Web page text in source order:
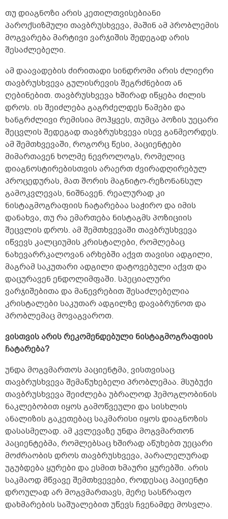
თუ დიაგნოზი არის კეთილთვისებიანი
პაროქსიზმული თავბრუსხვევა, მაშინ ამ პრობლემის
მოგვარება მარტივი ვარჯიშის შედეგად არის
შესაძლებელი.
ამ დაავადების ძირითადი სინდრომი არის ძლიერი
თავბრუსხვევა გულისრევის შეგრძნებით ან
ღებინებით. თავბრუსხვევა ხშირად იწყება ძილის
დროს. ის შეიძლება გაგრძელდეს წამები და
ხანგრძლივი რემისია მოჰყვეს, თუმცა პოზის უეცარი
შეცვლის შედეგად თავბრუსხვევა ისევ განმეორდეს.
ამ შემთხვევაში, როგორც წესი, პაციენტები
მიმართავენ ხოლმე ნევროლოგს, რომელიც
დიაგნოსტირებისთვის არაერთ ძვირადღირებულ
პროცედურას, მათ შორის მაგნიტო-რეზონანსულ
გამოკვლევას, ნიშნავენ. რეალურად კი
ნისტაგმოგრაფიის ჩატარებაა საჭირო და იმის
დანახვა, თუ რა ემართება ნისტაგმს პოზიციის
შეცვლის დროს. ამ შემთხვევაში თავბრუსხვევა
იწვევს კალციუმის კრისტალები, რომლებაც
ნახევარრკალოვან არხებში აქვთ თავისი ადგილი,
მაგრამ საკუთარი ადგილი დატოვებული აქვთ და
დაცურავენ ენდოლიმფაში. სპეციალური
ვარჯიშებითა და მანევრებით შესაძლებელია
კრისტალები საკუთარ ადგილზე დავაბრუნოთ და
პრობლემაც მოვაგვაროთ.
ვისთვის არის რეკომენდებული ნისტაგმოგრაფიის
ჩატარება?
უნდა მოგვმართოს პაციენტმა, ვისთვისაც
თავბრუსხვევა შემაწუხებელი პრობლემაა. მსუბუქი
თავბრუსხვევა შეიძლება უბრალოდ ჰემოგლობინის
ნაკლებობით იყოს გამოწვეული და სისხლის
ანალიზის გაკეთებაც საკმარისი იყოს დიაგნოზის
დასასმელად. ამ კვლევაზე უნდა მოგვმართონ
პაციენტებმა, რომლებსაც ხშირად აწუხებთ უეცარი
მოძრაობის დროს თავბრუსხვევა, პარალელურად
უგუბდება ყურები და ესმით ხმაური ყურებში. არის
საკმაოდ მწვავე შემთხვევები, როდესაც პაციენტი
დროულად არ მოგვმართავს, მერე სასწრაფო
დახმარების საშუალებით უწევს ჩვენამდე მოსვლა.